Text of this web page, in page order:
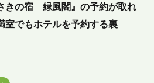
きの宿 緑風閣』の予約が取れ
室でもホテルを予約する裏